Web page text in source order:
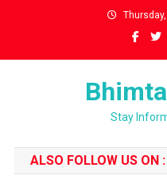
Stay
ALSO FOLLOW US ON :